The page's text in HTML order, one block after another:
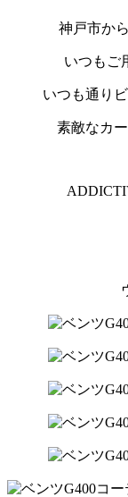
神戸市か
いつもご
いつも通り
素敵なカ